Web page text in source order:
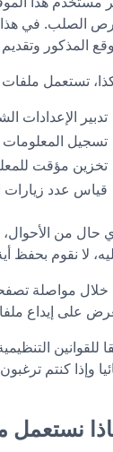
الصلب. في هذا
المذكور
تستعمل
تدبير الإعدادات
تسجيل
تخزين مؤقت
قياس عدد زيارات
حال من الأحوال،
لا نقوم
مواصلة
على إيداع
للقوانين
وإذا كنتم
نستعمل